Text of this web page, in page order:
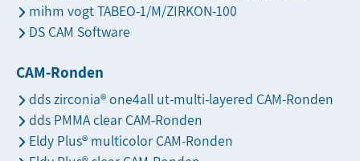
mihm vogt TABEO-1/M/ZIRKON-100
DS CAM Software
CAM-Ronden
dds zirconia® one4all ut-multi-layered CAM-Ronden
dds PMMA clear CAM-Ronden
Eldy Plus® multicolor CAM-Ronden